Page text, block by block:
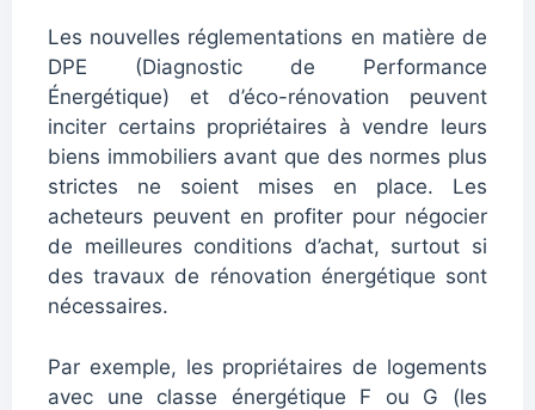
Les nouvelles réglementations en matière de
DPE (Diagnostic de Performance
Énergétique) et d’éco-rénovation peuvent
inciter certains propriétaires à vendre leurs
biens immobiliers avant que des normes plus
strictes ne soient mises en place. Les
acheteurs peuvent en profiter pour négocier
de meilleures conditions d’achat, surtout si
des travaux de rénovation énergétique sont
nécessaires.
Par exemple, les propriétaires de logements
avec une classe énergétique F ou G (les